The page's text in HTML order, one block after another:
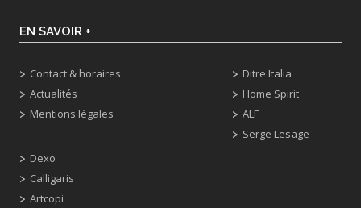
EN SAVOIR +
Contact & horaires
Actualités
Mentions légales
Dexo
Calligaris
Artcopi
Ditre Italia
Home Spirit
ALF
Serge Lesage